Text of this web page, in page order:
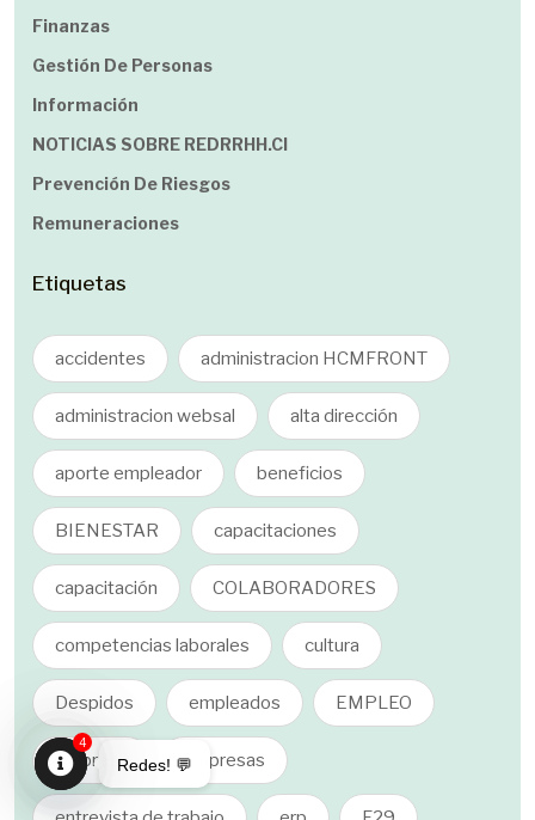
Finanzas
Gestión De Personas
Información
NOTICIAS SOBRE REDRRHH.cl
Prevención De Riesgos
Remuneraciones
Etiquetas
accidentes administracion HCMFRONT
administracion websal alta dirección
aporte empleador beneficios
BIENESTAR capacitaciones
capacitación COLABORADORES
competencias laborales cultura
Despidos empleados EMPLEO
empresa empresas
Redes! 💬
Open
4